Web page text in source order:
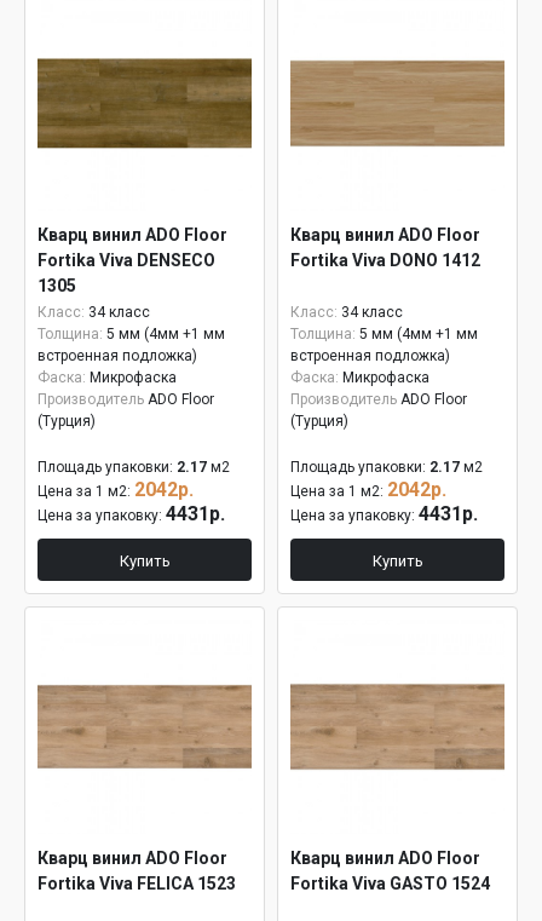
Кварц винил ADO Floor
Fortika Viva DENSECO
1305
Класс: 34 класс
Толщина: 5 мм (4мм +1 мм
встроенная подложка)
Фаска: Микрофаска
Производитель ADO Floor
(Турция)
Площадь упаковки: 2.17 м2
Цена за 1 м2: 2042р.
Цена за упаковку: 4431р.
Купить
Кварц винил ADO Floor
Fortika Viva DONO 1412
Класс: 34 класс
Толщина: 5 мм (4мм +1 мм
встроенная подложка)
Фаска: Микрофаска
Производитель ADO Floor
(Турция)
Площадь упаковки: 2.17 м2
Цена за 1 м2: 2042р.
Цена за упаковку: 4431р.
Купить
Кварц винил ADO Floor
Fortika Viva FELICA 1523
Кварц винил ADO Floor
Fortika Viva GASTO 1524